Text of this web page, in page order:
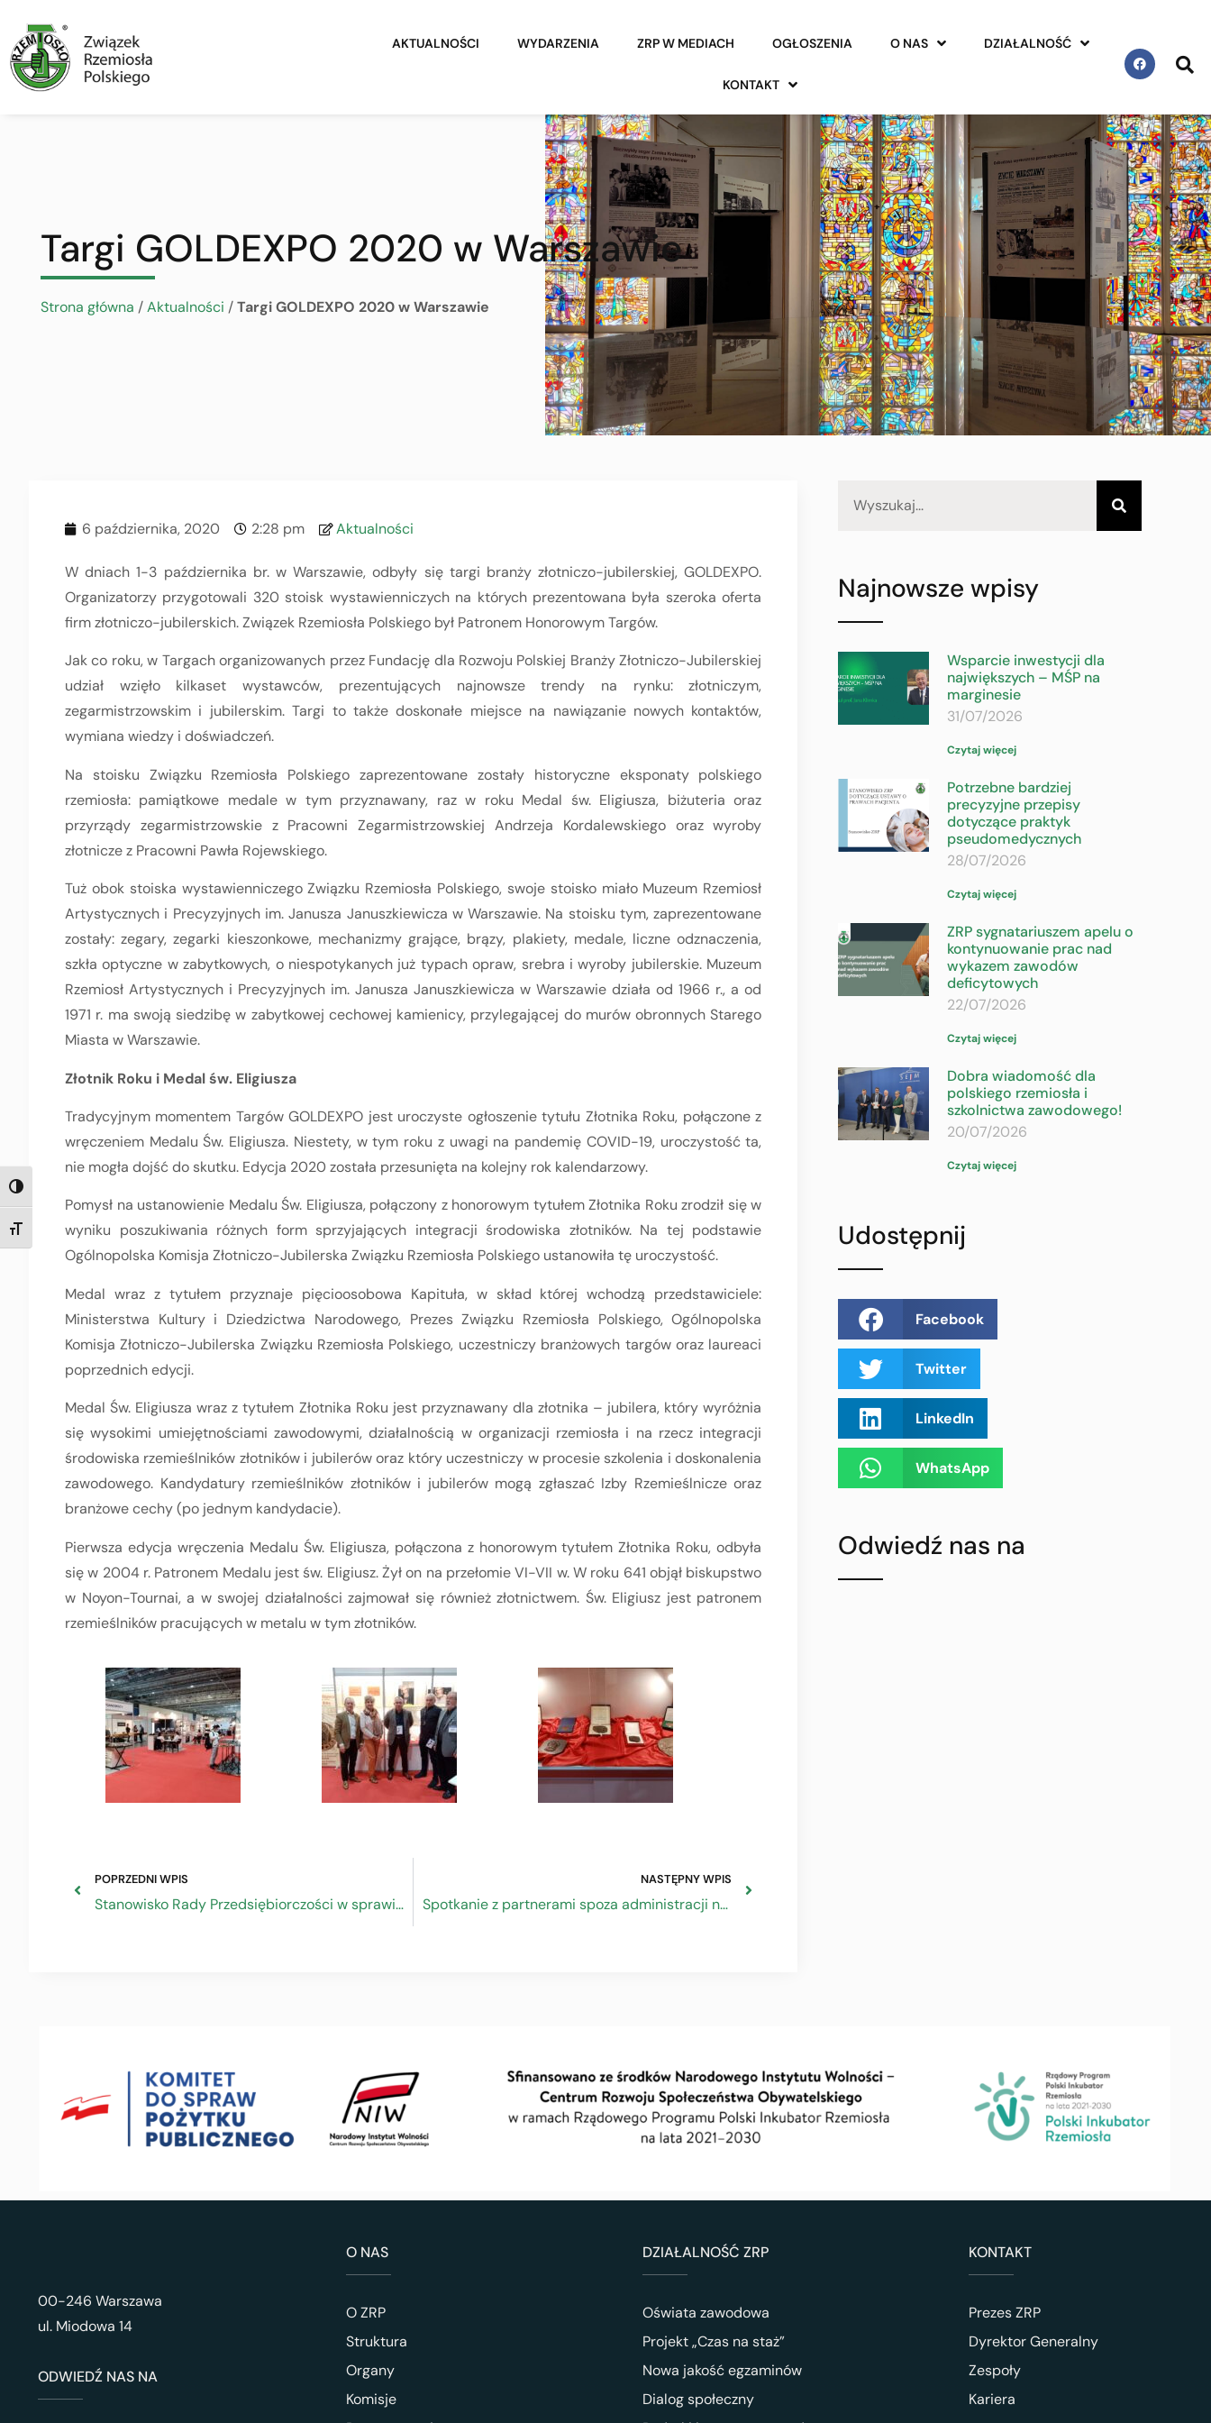
TOGGLE HIGH CONTRAST
TOGGLE FONT SIZE
AKTUALNOŚCI WYDARZENIA ZRP W MEDIACH OGŁOSZENIA O NAS DZIAŁALNOŚĆ
KONTAKT
Targi GOLDEXPO 2020 w Warszawie
Strona główna /Aktualności /Targi GOLDEXPO 2020 w Warszawie
6 października, 2020 2:28 pm Aktualności
W dniach 1-3 października br. w Warszawie, odbyły się targi branży złotniczo-jubilerskiej, GOLDEXPO.
Organizatorzy przygotowali 320 stoisk wystawienniczych na których prezentowana była szeroka oferta
firm złotniczo-jubilerskich. Związek Rzemiosła Polskiego był Patronem Honorowym Targów.
Jak co roku, w Targach organizowanych przez Fundację dla Rozwoju Polskiej Branży Złotniczo-Jubilerskiej
udział wzięło kilkaset wystawców, prezentujących najnowsze trendy na rynku: złotniczym,
zegarmistrzowskim i jubilerskim. Targi to także doskonałe miejsce na nawiązanie nowych kontaktów,
wymiana wiedzy i doświadczeń.
Na stoisku Związku Rzemiosła Polskiego zaprezentowane zostały historyczne eksponaty polskiego
rzemiosła: pamiątkowe medale w tym przyznawany, raz w roku Medal św. Eligiusza, biżuteria oraz
przyrządy zegarmistrzowskie z Pracowni Zegarmistrzowskiej Andrzeja Kordalewskiego oraz wyroby
złotnicze z Pracowni Pawła Rojewskiego.
Tuż obok stoiska wystawienniczego Związku Rzemiosła Polskiego, swoje stoisko miało Muzeum Rzemiosł
Artystycznych i Precyzyjnych im. Janusza Januszkiewicza w Warszawie. Na stoisku tym, zaprezentowane
zostały: zegary, zegarki kieszonkowe, mechanizmy grające, brązy, plakiety, medale, liczne odznaczenia,
szkła optyczne w zabytkowych, o niespotykanych już typach opraw, srebra i wyroby jubilerskie. Muzeum
Rzemiosł Artystycznych i Precyzyjnych im. Janusza Januszkiewicza w Warszawie działa od 1966 r., a od
1971 r. ma swoją siedzibę w zabytkowej cechowej kamienicy, przylegającej do murów obronnych Starego
Miasta w Warszawie.
Złotnik Roku i Medal św. Eligiusza
Tradycyjnym momentem Targów GOLDEXPO jest uroczyste ogłoszenie tytułu Złotnika Roku, połączone z
wręczeniem Medalu Św. Eligiusza. Niestety, w tym roku z uwagi na pandemię COVID-19, uroczystość ta,
nie mogła dojść do skutku. Edycja 2020 została przesunięta na kolejny rok kalendarzowy.
Pomysł na ustanowienie Medalu Św. Eligiusza, połączony z honorowym tytułem Złotnika Roku zrodził się w
wyniku poszukiwania różnych form sprzyjających integracji środowiska złotników. Na tej podstawie
Ogólnopolska Komisja Złotniczo-Jubilerska Związku Rzemiosła Polskiego ustanowiła tę uroczystość.
Medal wraz z tytułem przyznaje pięcioosobowa Kapituła, w skład której wchodzą przedstawiciele:
Ministerstwa Kultury i Dziedzictwa Narodowego, Prezes Związku Rzemiosła Polskiego, Ogólnopolska
Komisja Złotniczo-Jubilerska Związku Rzemiosła Polskiego, uczestniczy branżowych targów oraz laureaci
poprzednich edycji.
Medal Św. Eligiusza wraz z tytułem Złotnika Roku jest przyznawany dla złotnika – jubilera, który wyróżnia
się wysokimi umiejętnościami zawodowymi, działalnością w organizacji rzemiosła i na rzecz integracji
środowiska rzemieślników złotników i jubilerów oraz który uczestniczy w procesie szkolenia i doskonalenia
zawodowego. Kandydatury rzemieślników złotników i jubilerów mogą zgłaszać Izby Rzemieślnicze oraz
branżowe cechy (po jednym kandydacie).
Pierwsza edycja wręczenia Medalu Św. Eligiusza, połączona z honorowym tytułem Złotnika Roku, odbyła
się w 2004 r. Patronem Medalu jest św. Eligiusz. Żył on na przełomie VI-VII w. W roku 641 objął biskupstwo
w Noyon-Tournai, a w swojej działalności zajmował się również złotnictwem. Św. Eligiusz jest patronem
rzemieślników pracujących w metalu w tym złotników.
POPRZEDNI WPIS
Stanowisko Rady Przedsiębiorczości w sprawie nowelizacji ustawy o CIT
NASTĘPNY WPIS
Spotkanie z partnerami spoza administracji na temat programu „Pomoc Techniczna dla Funduszy UE na lata 2021-2027”
Najnowsze wpisy
Wsparcie inwestycji dla
największych – MŚP na
marginesie
31/07/2026
Czytaj więcej
Potrzebne bardziej
precyzyjne przepisy
dotyczące praktyk
pseudomedycznych
28/07/2026
Czytaj więcej
ZRP sygnatariuszem apelu o
kontynuowanie prac nad
wykazem zawodów
deficytowych
22/07/2026
Czytaj więcej
Dobra wiadomość dla
polskiego rzemiosła i
szkolnictwa zawodowego!
20/07/2026
Czytaj więcej
Udostępnij
Facebook
Twitter
LinkedIn
WhatsApp
Odwiedź nas na
00-246 Warszawa
ul. Miodowa 14
ODWIEDŹ NAS NA
O NAS
O ZRP
Struktura
Organy
Komisje
DZIAŁALNOŚĆ ZRP
Oświata zawodowa
Projekt „Czas na staż”
Nowa jakość egzaminów
Dialog społeczny
KONTAKT
Prezes ZRP
Dyrektor Generalny
Zespoły
Kariera